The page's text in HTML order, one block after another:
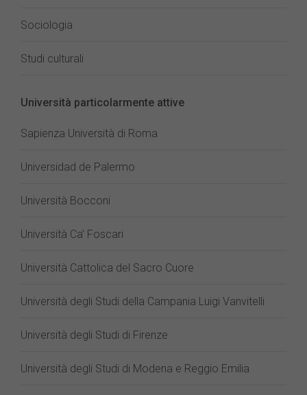
Sociologia
Studi culturali
Università particolarmente attive
Sapienza Università di Roma
Universidad de Palermo
Università Bocconi
Università Ca’ Foscari
Università Cattolica del Sacro Cuore
Università degli Studi della Campania Luigi Vanvitelli
Università degli Studi di Firenze
Università degli Studi di Modena e Reggio Emilia